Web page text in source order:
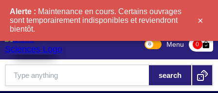
Menu 0 bag-check
Alerte : Maintenance en cours. Certains ouvrages
sont temporairement indisponibles et reviendront
bientôt.
×